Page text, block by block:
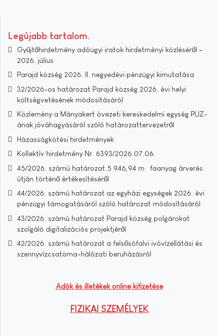
Legújabb tartalom
Gyűjtőhirdetmény adóügyi iratok hirdetményi közléséről –
2026. július
Parajd község 2026. II. negyedévi pénzügyi kimutatása
32/2026-os határozat Parajd község 2026. évi helyi
költségvetésének módosításáról
Közlemény a Mányakert övezeti kereskedelmi egység PUZ-
ának jóváhagyásáról szóló határozattervezetről
Házasságkötési hirdetmények
Kollektív hirdetmény Nr. 6393/2026.07.06.
45/2026. számú határozat 5 946,94 m³ faanyag árverés
útján történő értékesítéséről
44/2026. számú határozat az egyházi egységek 2026. évi
pénzügyi támogatásáról szóló határozat módosításáról
43/2026. számú határozat Parajd község polgárokat
szolgáló digitalizációs projektjéről
42/2026. számú határozat a felsősófalvi ivóvízellátási és
szennyvízcsatorna-hálózati beruházásról
Adók és illetékek online kifizetése
FIZIKAI SZEMÉLYEK